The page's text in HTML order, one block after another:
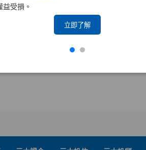
受損。
立即了解